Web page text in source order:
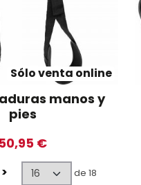
Sólo venta online
manos y
pies
50,95 €
> de 18